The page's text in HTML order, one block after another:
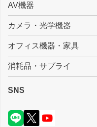
AV機器
カメラ・光学機器
オフィス機器・家具
消耗品・サプライ
SNS